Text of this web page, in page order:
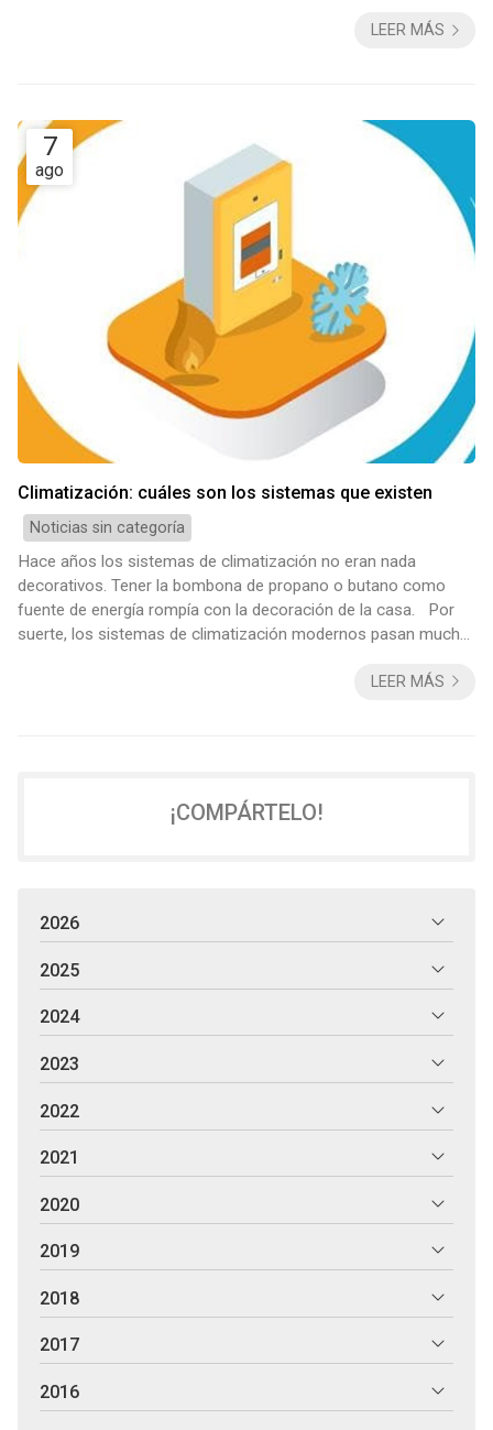
básicos sólo requieren de la conexión a Internet de la vivienda.
LEER MÁS
7
ago
Climatización: cuáles son los sistemas que existen
Noticias sin categoría
Hace años los sistemas de climatización no eran nada
decorativos. Tener la bombona de propano o butano como
fuente de energía rompía con la decoración de la casa. Por
suerte, los sistemas de climatización modernos pasan mucho
Además, los hay que ni se notan, como el suelo radiante.
LEER MÁS
¡COMPÁRTELO!
2026
2025
2024
2023
2022
2021
2020
2019
2018
2017
2016